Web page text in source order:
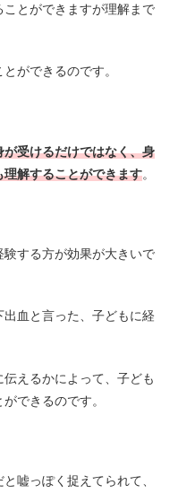
とができますが理解まで
ができるのです。
受けるだけではなく、身
解することができます。
する方が効果が大きいで
血と言った、子どもに経
えるかによって、子ども
できるのです。
嘘っぽく捉えてられて、